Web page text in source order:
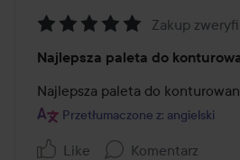
5
z
5
Zakup
Najlepsza paleta do
Najlepsza paleta do
Przetłumaczone z: angielski
Like Komentarz